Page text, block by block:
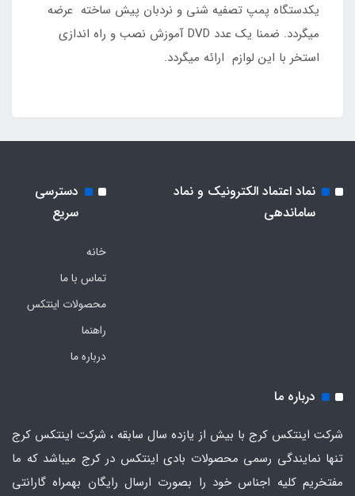
یکدستگاه پمپ تصفیه شنی و نردبان پیش ساخته عرضه
میگردد. ضمنا یک عدد DVD آموزش نصب و راه اندازی
استخر با این لوازم ارائه میگردد.
نماد اعتماد الکترونیک و نماد
ساماندهی
دسترسی
سریع
خانه
تماس با ما
محصولات اینتکس
راهنما
درباره ما
درباره ما
شرکت اینتکس کرج با بیش از یازده سال سابقه ، شرکت اینتکس کرج
تنها نمایندگی رسمی محصولات بادی اینتکس در کرج میباشد که ما
مفتخریم کلیه اجناس خود را بصورت ارسال رایگان بهمراه گارانتی